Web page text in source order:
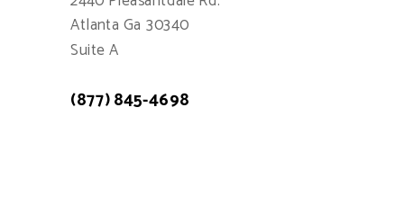
Atlanta Ga 30340
Suite A
(877) 845-4698